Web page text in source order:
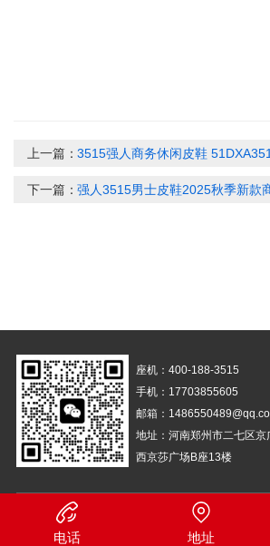
上一篇：3515强人商务休闲皮鞋
下一篇：
座机：400-188-3515
手机：17703855605
邮箱：
地址：河南郑州市二七区
西京莎广场B座13楼
备案号： 豫ICP备14029661号-1
电话
地址